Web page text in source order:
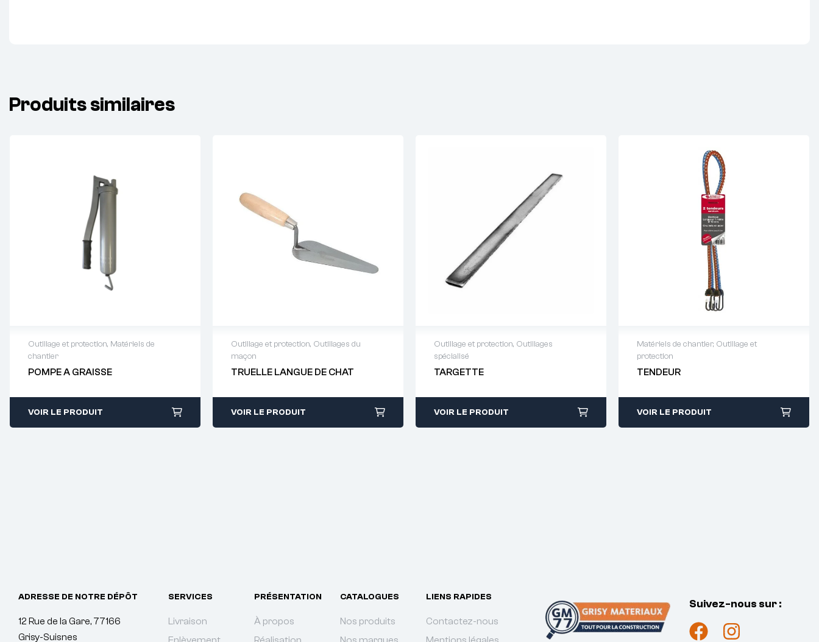
Produits similaires
Outillage et protection, Matériels de
chantier
POMPE A GRAISSE
Demande de devis : 01 64 88 93
38
VOIR LE PRODUIT
Outillage et protection, Outillages du
maçon
TRUELLE LANGUE DE CHAT
Demande de devis : 01 64 88 93
38
VOIR LE PRODUIT
Outillage et protection, Outillages
spécialisé
TARGETTE
Demande de devis : 01 64 88 93
38
VOIR LE PRODUIT
Matériels de chantier, Outillage et
protection
TENDEUR
Demande de devis : 01 64 88 93
38
VOIR LE PRODUIT
ADRESSE DE NOTRE DÉPÔT
12 Rue de la Gare, 77166
Grisy-Suisnes
SERVICES
Livraison
PRÉSENTATION
À propos
CATALOGUES
Nos produits
LIENS RAPIDES
Contactez-nous
Suivez-nous sur :